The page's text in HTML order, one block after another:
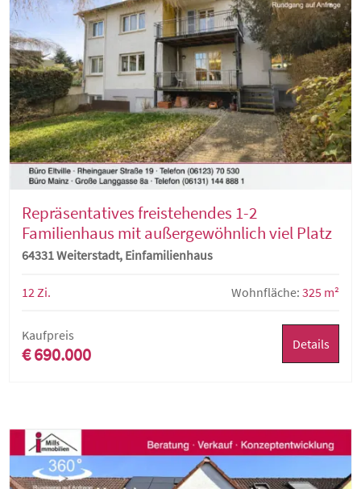
Repräsentatives freistehendes 1-2
Familienhaus mit außergewöhnlich viel Platz
64331 Weiterstadt, Einfamilienhaus
12 Zi. Wohnfläche: 325 m²
Kaufpreis
€ 690.000 Details